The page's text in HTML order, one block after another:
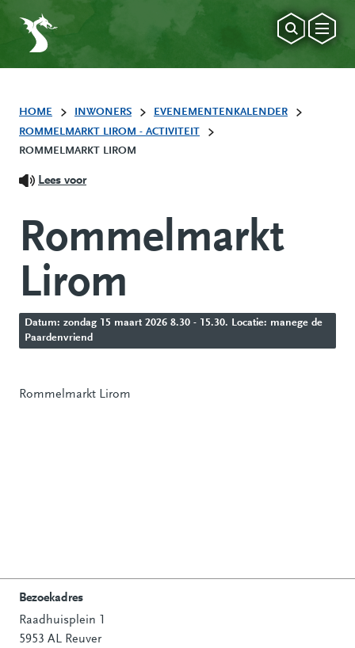
HOME INWONERS
EVENEMENTENKALENDER
ROMMELMARKT LIROM - ACTIVITEIT
ROMMELMARKT LIROM
Lees voor
Rommelmarkt
Lirom
Datum: zondag 15 maart 2026 8.30 - 15.30. Locatie: manege de
Paardenvriend
Rommelmarkt Lirom
Contactinformatie
Bezoekadres
Raadhuisplein 1
5953 AL Reuver